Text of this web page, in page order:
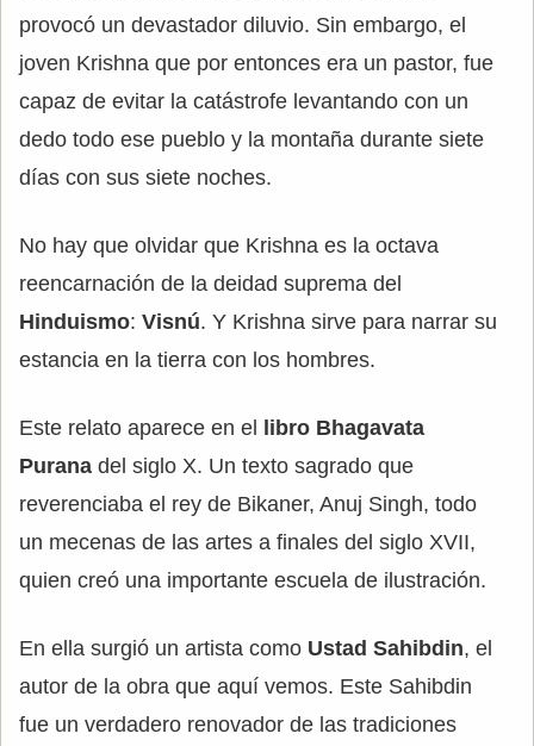
provocó un devastador diluvio. Sin embargo, el
joven Krishna que por entonces era un pastor, fue
capaz de evitar la catástrofe levantando con un
dedo todo ese pueblo y la montaña durante siete
días con sus siete noches.
No hay que olvidar que Krishna es la octava
reencarnación de la deidad suprema del
Hinduismo: Visnú. Y Krishna sirve para narrar su
estancia en la tierra con los hombres.
Este relato aparece en el libro Bhagavata
Purana del siglo X. Un texto sagrado que
reverenciaba el rey de Bikaner, Anuj Singh, todo
un mecenas de las artes a finales del siglo XVII,
quien creó una importante escuela de ilustración.
En ella surgió un artista como Ustad Sahibdin, el
autor de la obra que aquí vemos. Este Sahibdin
fue un verdadero renovador de las tradiciones